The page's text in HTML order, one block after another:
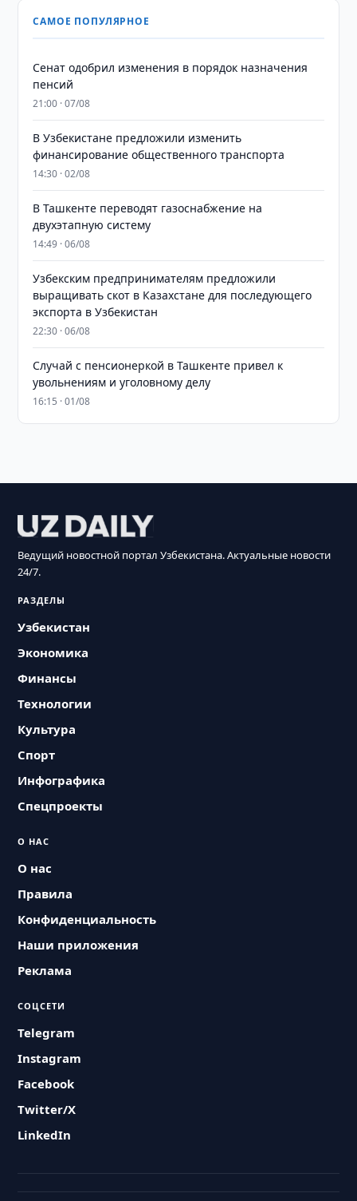
САМОЕ ПОПУЛЯРНОЕ
Сенат одобрил изменения в порядок назначения
пенсий
21:00 · 07/08
В Узбекистане предложили изменить
финансирование общественного транспорта
14:30 · 02/08
В Ташкенте переводят газоснабжение на
двухэтапную систему
14:49 · 06/08
Узбекским предпринимателям предложили
выращивать скот в Казахстане для последующего
экспорта в Узбекистан
22:30 · 06/08
Случай с пенсионеркой в Ташкенте привел к
увольнениям и уголовному делу
16:15 · 01/08
Ведущий новостной портал Узбекистана. Актуальные новости
24/7.
РАЗДЕЛЫ
Узбекистан
Экономика
Финансы
Технологии
Культура
Спорт
Инфографика
Спецпроекты
О НАС
О нас
Правила
Конфиденциальность
Наши приложения
Реклама
СОЦСЕТИ
Telegram
Instagram
Facebook
Twitter/X
LinkedIn